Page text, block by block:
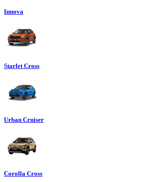
Innova
Starlet Cross
Urban Cruiser
Corolla Cross